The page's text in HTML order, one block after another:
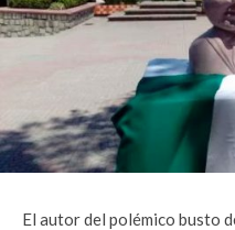
El autor del polémico busto